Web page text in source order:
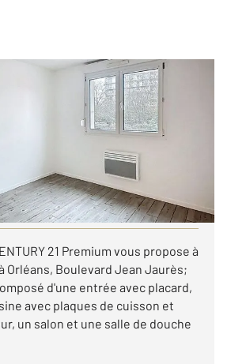
F1 à louer
€
comprises
dédié
21 Premium vous propose à
Orléans, Boulevard Jean Jaurès;
d'une entrée avec placard,
avec plaques de cuisson et
un salon et une salle de douche